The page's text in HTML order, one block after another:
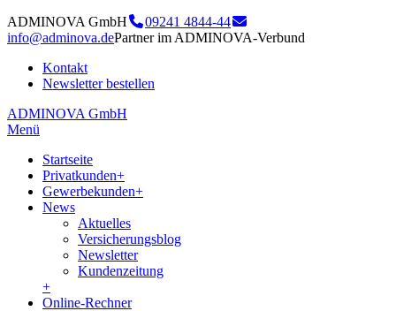
ADMINOVA GmbH
09241 4844-44
info@adminova.dePartner im ADMINOVA-Verbund
Kontakt
Newsletter bestellen
ADMINOVA GmbH
Menü
Startseite
Privatkunden+
Gewerbekunden+
News
Aktuelles
Versicherungsblog
Newsletter
Kundenzeitung
+
Online-Rechner